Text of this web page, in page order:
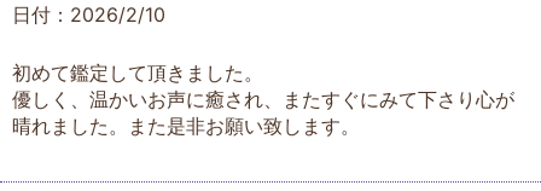
日付：2026/2/10
初めて鑑定して頂きました。
優しく、温かいお声に癒され、またすぐにみて下さり心が
晴れました。また是非お願い致します。